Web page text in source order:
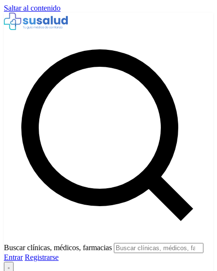
Saltar al contenido
Buscar clínicas, médicos, farmacias
Entrar Registrarse